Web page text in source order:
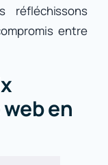
entre
en